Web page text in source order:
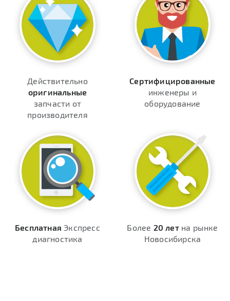
Действительно
оригинальные
запчасти от
производителя
Сертифицированные
инженеры и
оборудование
Бесплатная Экспресс
диагностика
Более 20 летна рынке
Новосибирска